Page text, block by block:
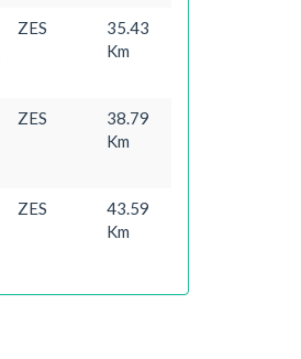
ZES
35.43
Km
ZES
38.79
Km
ZES
43.59
Km